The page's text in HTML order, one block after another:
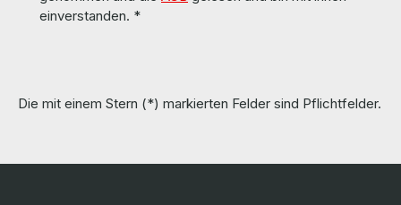
einverstanden. *
Die mit einem Stern (*) markierten Felder sind Pflichtfelder.